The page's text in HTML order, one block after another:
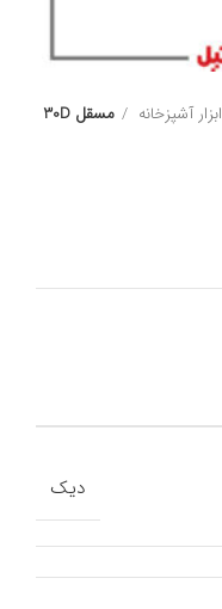
ابزار آشپزخانه مسقل 30D
دیک